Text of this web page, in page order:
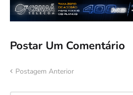
Postar Um Comentário
Postagem Anterior